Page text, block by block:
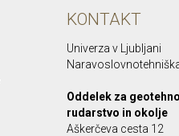
KONTAKT
Univerza v Ljubljani
Oddelek za
rudarstvo in okolje
Aškerčeva cesta 12